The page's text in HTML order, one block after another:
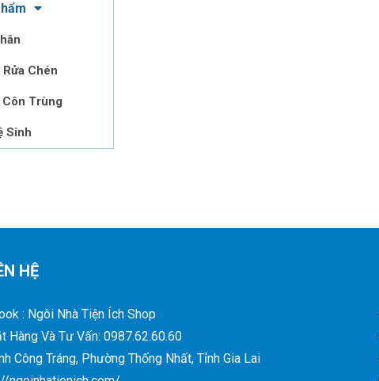
Rửa Chén
Côn Trùng
Sinh
HỆ
: Ngôi Nhà Tiện Ích Shop
Và Tư Vấn: 0987.62.60.60
Công Tráng, Phường Thống Nhất, Tỉnh Gia Lai